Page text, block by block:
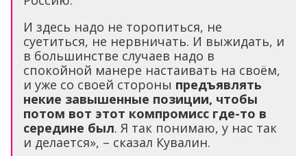
И здесь надо не торопиться, не
суетиться, не нервничать. И выжидать, и
в большинстве случаев надо в
спокойной манере настаивать на своём,
и уже со своей стороны предъявлять
некие завышенные позиции, чтобы
потом вот этот компромисс где-то в
середине был. Я так понимаю, у нас так
и делается», – сказал Кувалин.